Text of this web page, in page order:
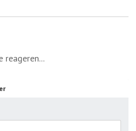
reageren...